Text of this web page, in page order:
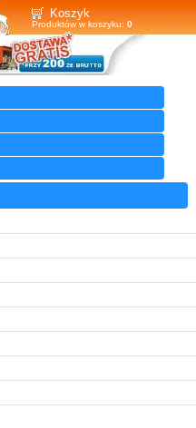
Koszyk
Produktów w koszyku: 0